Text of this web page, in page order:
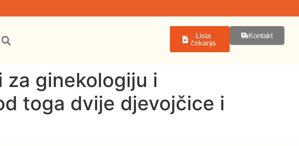
Lista
čekanja
Kontakt
za ginekologiju i
toga dvije djevojčice i